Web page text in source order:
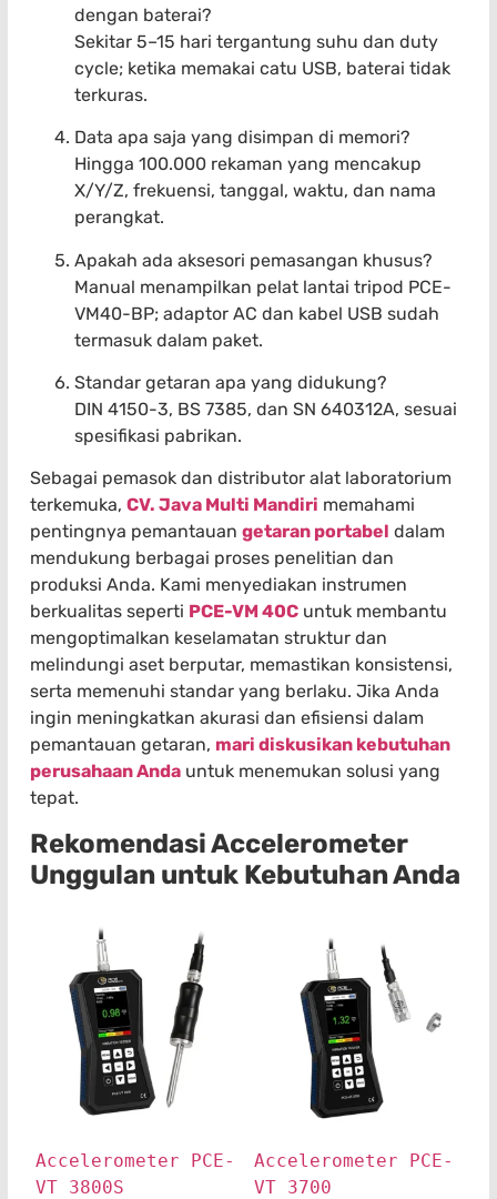
dengan baterai?
Sekitar 5–15 hari tergantung suhu dan duty
cycle; ketika memakai catu USB, baterai tidak
terkuras.
Data apa saja yang disimpan di memori?
Hingga 100.000 rekaman yang mencakup
X/Y/Z, frekuensi, tanggal, waktu, dan nama
perangkat.
Apakah ada aksesori pemasangan khusus?
Manual menampilkan pelat lantai tripod PCE-
VM40-BP; adaptor AC dan kabel USB sudah
termasuk dalam paket.
Standar getaran apa yang didukung?
DIN 4150-3, BS 7385, dan SN 640312A, sesuai
spesifikasi pabrikan.
Sebagai pemasok dan distributor alat laboratorium
terkemuka, CV. Java Multi Mandiri memahami
pentingnya pemantauan getaran portabel dalam
mendukung berbagai proses penelitian dan
produksi Anda. Kami menyediakan instrumen
berkualitas seperti PCE-VM 40C untuk membantu
mengoptimalkan keselamatan struktur dan
melindungi aset berputar, memastikan konsistensi,
serta memenuhi standar yang berlaku. Jika Anda
ingin meningkatkan akurasi dan efisiensi dalam
pemantauan getaran, mari diskusikan kebutuhan
perusahaan Anda untuk menemukan solusi yang
tepat.
RekomendasiAccelerometer
Unggulan untuk Kebutuhan Anda
Accelerometer PCE-
VT 3800S
Accelerometer PCE-
VT 3700